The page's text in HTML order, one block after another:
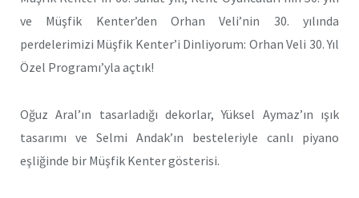
ve Müşfik Kenter’den Orhan Veli’nin 30. yılında
perdelerimizi Müşfik Kenter’i Dinliyorum: Orhan Veli 30. Yıl
Özel Programı’yla açtık!
Oğuz Aral’ın tasarladığı dekorlar, Yüksel Aymaz’ın ışık
tasarımı ve Selmi Andak’ın besteleriyle canlı piyano
eşliğinde bir Müşfik Kenter gösterisi.